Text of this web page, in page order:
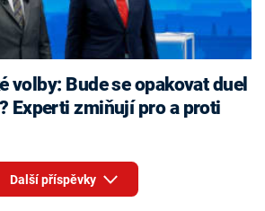
Experti zmiňují pro a proti
Další příspěvky